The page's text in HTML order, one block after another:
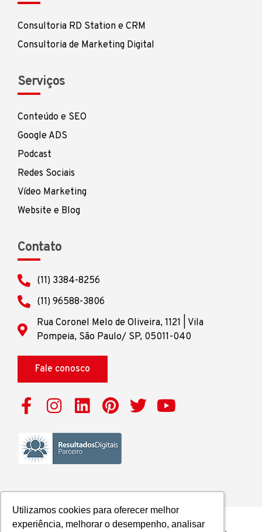
Utilizamos cookies para oferecer melhor
experiência, melhorar o desempenho, analisar
Utilizamos cookies para oferecer melhor
experiência, melhorar o desempenho, analisar
Consultoria RD Station e CRM
Consultoria de Marketing Digital
Serviços
Conteúdo e SEO
Google ADS
Podcast
Redes Sociais
Vídeo Marketing
Website e Blog
Contato
(11) 3384-8256
(11) 96588-3806
Rua Coronel Melo de Oliveira, 1121 | Vila
Pompeia, São Paulo/ SP, 05011-040
Fale conosco